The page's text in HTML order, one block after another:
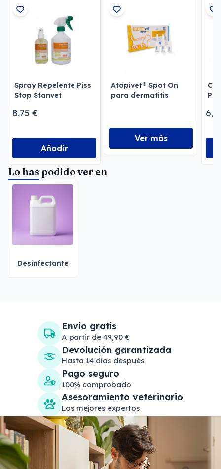
Spray Repelente Piss
Stop Stanvet
Gatos
8,75 €
Añadir
Atopivet® Spot On
para dermatitis
Ver más
Lo has podido ver en
Desinfectante
Envío gratis
A partir de 49,90 €
Devolución garantizada
Hasta 14 días después
Pago seguro
100% comprobado
Asesoramiento veterinario
Los mejores expertos